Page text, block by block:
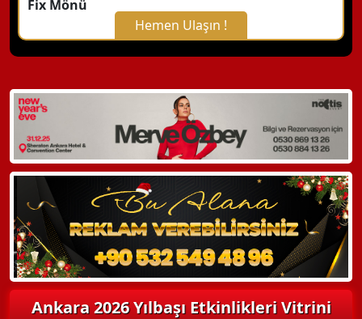
Fix Mönü
Hemen Ulaşın !
X Kapat
WhatsApp ile Bilgi Alın
Hemen Arayın
Detaylı Bilgi Alın
Ankara 2026 Yılbaşı Etkinlikleri Vitrini